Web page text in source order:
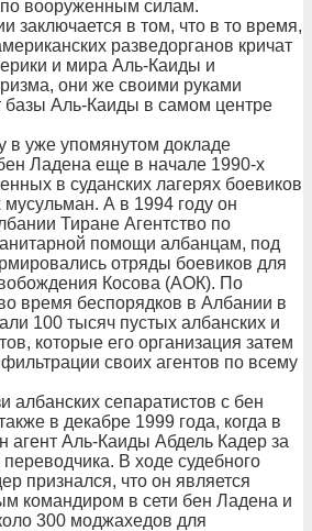
по вооруженным силам.
заключается в том, что в то время,
разведорганов кричат
и мира Аль-Каиды и
они же своими руками
базы Аль-Каиды в самом центре
в уже упомянутом докладе
Ладена еще в начале 1990-х
в суданских лагерях боевиков
А в 1994 году он
Тиране Агентство по
помощи албанцам, под
отряды боевиков для
Косова (АОК). По
время беспорядков в Албании в
100 тысяч пустых албанских и
которые его организация затем
своих агентов по всему
албанских сепаратистов с бен
в декабре 1999 года, когда в
агент Аль-Каиды Абдель Кадер за
В ходе судебного
признался, что он является
командиром в сети бен Ладена и
300 моджахедов для